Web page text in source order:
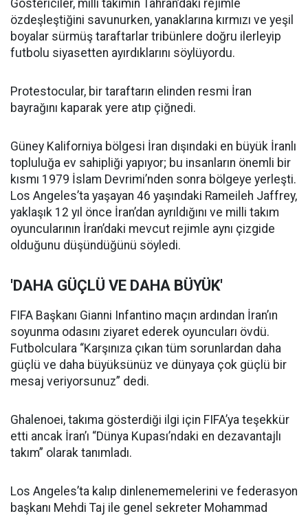
Göstericiler, milli takımın Tahran’daki rejimle
özdeşleştiğini savunurken, yanaklarına kırmızı ve yeşil
boyalar sürmüş taraftarlar tribünlere doğru ilerleyip
futbolu siyasetten ayırdıklarını söylüyordu.
Protestocular, bir taraftarın elinden resmi İran
bayrağını kaparak yere atıp çiğnedi.
Güney Kaliforniya bölgesi İran dışındaki en büyük İranlı
topluluğa ev sahipliği yapıyor; bu insanların önemli bir
kısmı 1979 İslam Devrimi’nden sonra bölgeye yerleşti.
Los Angeles’ta yaşayan 46 yaşındaki Rameileh Jaffrey,
yaklaşık 12 yıl önce İran’dan ayrıldığını ve milli takım
oyuncularının İran’daki mevcut rejimle aynı çizgide
olduğunu düşündüğünü söyledi.
'DAHA GÜÇLÜ VE DAHA BÜYÜK'
FIFA Başkanı Gianni Infantino maçın ardından İran’ın
soyunma odasını ziyaret ederek oyuncuları övdü.
Futbolculara “Karşınıza çıkan tüm sorunlardan daha
güçlü ve daha büyüksünüz ve dünyaya çok güçlü bir
mesaj veriyorsunuz” dedi.
Ghalenoei, takıma gösterdiği ilgi için FIFA’ya teşekkür
etti ancak İran’ı “Dünya Kupası’ndaki en dezavantajlı
takım” olarak tanımladı.
Los Angeles’ta kalıp dinlenememelerini ve federasyon
başkanı Mehdi Taj ile genel sekreter Mohammad